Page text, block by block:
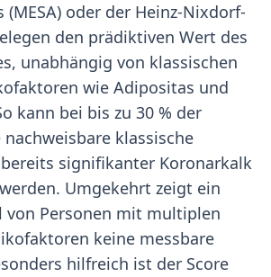
oder der Heinz-Nixdorf-
den prädiktiven Wert des
unabhängig von klassischen
wie Adipositas und
kann bei bis zu 30 % der
klassische
signifikanter Koronarkalk
Umgekehrt zeigt ein
von Personen mit multiplen
keine messbare
hilfreich ist der Score